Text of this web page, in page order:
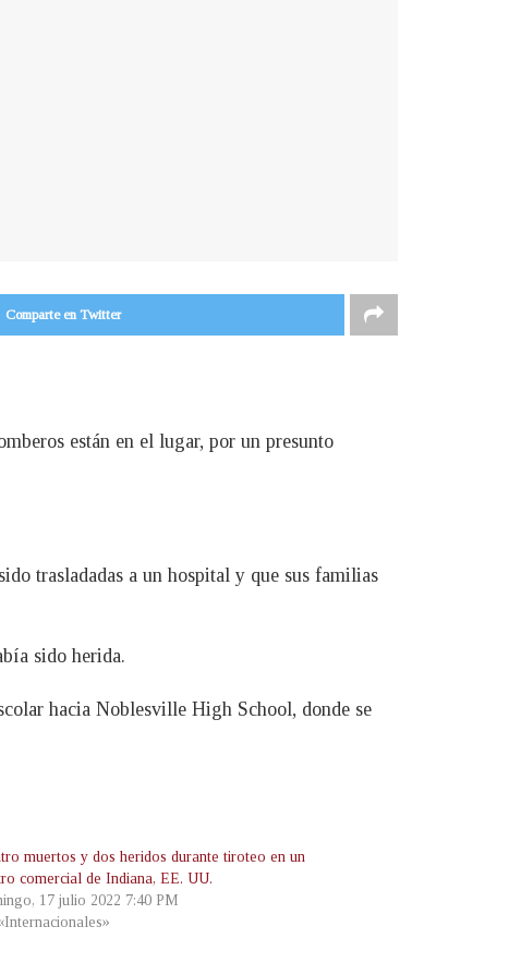
Comparte en Twitter
están en el lugar, por un presunto
trasladadas a un hospital y que sus familias
sido herida.
hacia Noblesville High School, donde se
muertos y dos heridos durante tiroteo en un
comercial de Indiana, EE. UU.
17 julio 2022 7:40 PM